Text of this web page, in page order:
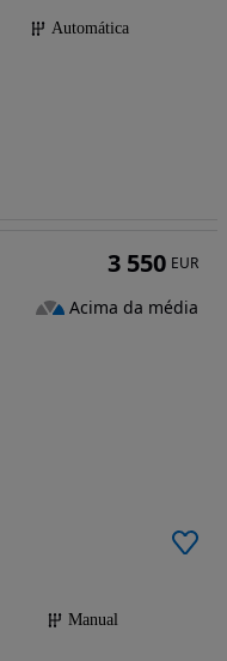
Automática
Manual
3 550 EUR
Acima da média